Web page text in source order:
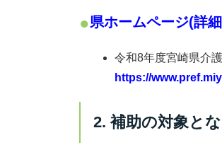
県ホームページ(詳
令和8年度宮崎県介
https://
2. 補助の対象と